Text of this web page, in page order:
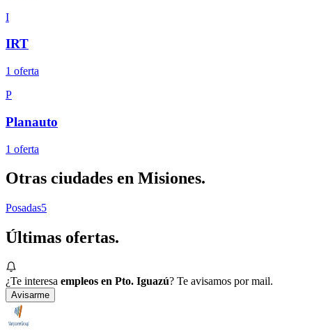
I
IRT
1 oferta
P
Planauto
1 oferta
Otras ciudades en Misiones.
Posadas5
Últimas ofertas.
¿Te interesa empleos en Pto. Iguazú? Te avisamos por mail.
Avisarme